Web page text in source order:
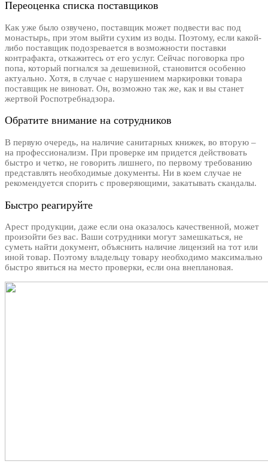
Переоценка списка поставщиков
Как уже было озвучено, поставщик может подвести вас под
монастырь, при этом выйти сухим из воды. Поэтому, если какой-
либо поставщик подозревается в возможности поставки
контрафакта, откажитесь от его услуг. Сейчас поговорка про
попа, который погнался за дешевизной, становится особенно
актуально. Хотя, в случае с нарушением маркировки товара
поставщик не виноват. Он, возможно так же, как и вы станет
жертвой Роспотребнадзора.
Обратите внимание на сотрудников
В первую очередь, на наличие санитарных книжек, во вторую –
на профессионализм. При проверке им придется действовать
быстро и четко, не говорить лишнего, по первому требованию
представлять необходимые документы. Ни в коем случае не
рекомендуется спорить с проверяющими, закатывать скандалы.
Быстро реагируйте
Арест продукции, даже если она оказалось качественной, может
произойти без вас. Ваши сотрудники могут замешкаться, не
суметь найти документ, объяснить наличие лицензий на тот или
иной товар. Поэтому владельцу товару необходимо максимально
быстро явиться на место проверки, если она внеплановая.